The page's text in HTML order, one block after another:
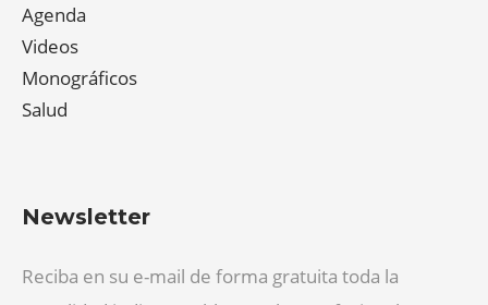
Agenda
Videos
Monográficos
Salud
Newsletter
Reciba en su e-mail de forma gratuita toda la